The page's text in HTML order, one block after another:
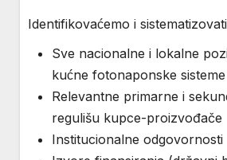
Identifikovaćemo i
Sve nacionalne i lokalne
kućne fotonaponske
Relevantne primarne i
regulišu kupce-proizvođače
Institucionalne odgovornosti